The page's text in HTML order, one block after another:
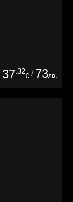
37.32
€ / 73лв.